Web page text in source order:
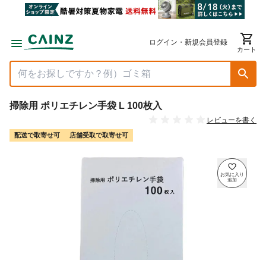
ログイン・新規会員登録
カート
掃除用 ポリエチレン手袋 L 100枚入
レビューを書く
配送で取寄せ可 店舗受取で取寄せ可